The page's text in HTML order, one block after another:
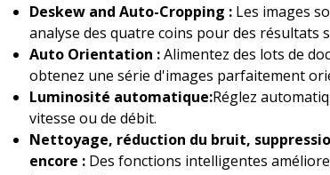
Deskew and Auto-Cropping : Les images
analyse des quatre coins pour des résultats
Auto Orientation :Alimentez des lots de
obtenez une série d'images parfaitement
Luminosité automatique:Réglez
vitesse ou de débit.
Nettoyage, réduction du bruit,
encore :Des fonctions intelligentes